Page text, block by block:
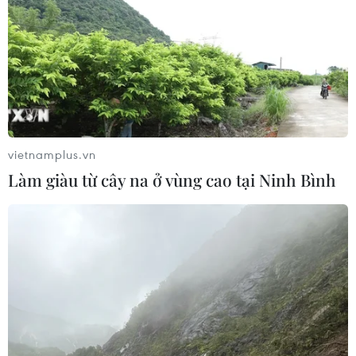
HLV Kim Sang Sik: 'Tuyển Việt Nam
đặt mục tiêu giành 3 điểm ngay trên
sân Indonesia'
02/08/2026 13:04
Cục diện ASEAN Cup 2026: Kịch bản
02/08/2026 02:56
Xem trực tiếp trận Thái Lan-
vietnamplus.vn
Làm giàu từ cây na ở vùng cao tại Ninh Bình